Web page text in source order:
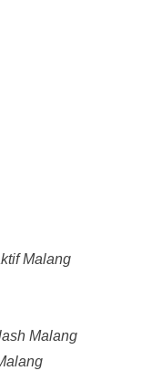
Malang
Malang